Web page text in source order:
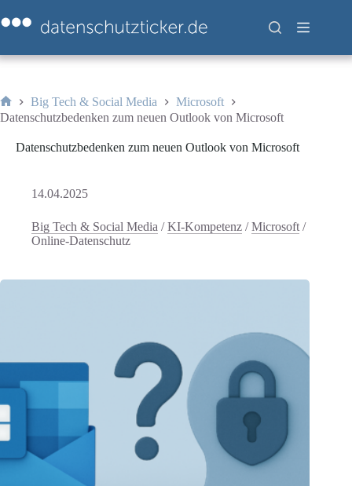
Inhalt
springen
Start
Big Tech & Social Media
Microsoft
Datenschutzbedenken zum neuen Outlook von Microsoft
Datenschutzbedenken zum neuen Outlook von Microsoft
14.04.2025
Big Tech & Social Media /KI-Kompetenz /Microsoft /
Online-Datenschutz